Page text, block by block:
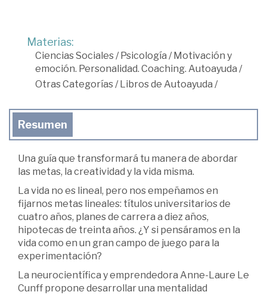
Materias:
Ciencias Sociales/Psicología /Motivación y
emoción. Personalidad. Coaching. Autoayuda /
Otras Categorías/Libros de Autoayuda /
Resumen
Una guía que transformará tu manera de abordar
las metas, la creatividad y la vida misma.
La vida no es lineal, pero nos empeñamos en
fijarnos metas lineales: títulos universitarios de
cuatro años, planes de carrera a diez años,
hipotecas de treinta años. ¿Y si pensáramos en la
vida como en un gran campo de juego para la
experimentación?
La neurocientífica y emprendedora Anne-Laure Le
Cunff propone desarrollar una mentalidad